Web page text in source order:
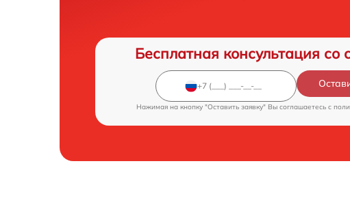
Бесплатная консультация со
Нажимая на кнопку "Оставить заявку" Вы соглашаетесь c